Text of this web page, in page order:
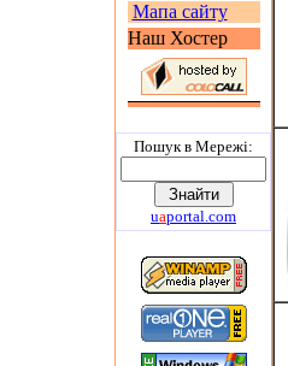
Мапа сайту
Наш Хостер
Пошук в Мережi:
uaportal.com